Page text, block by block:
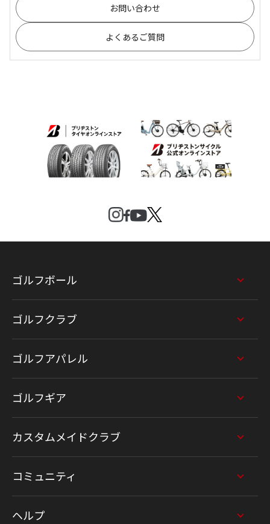
お問い合わせ
よくあるご質問
ゴルフボール
ゴルフクラブ
ゴルフアパレル
ゴルフギア
カスタムメイドクラブ
コミュニティ
ヘルプ